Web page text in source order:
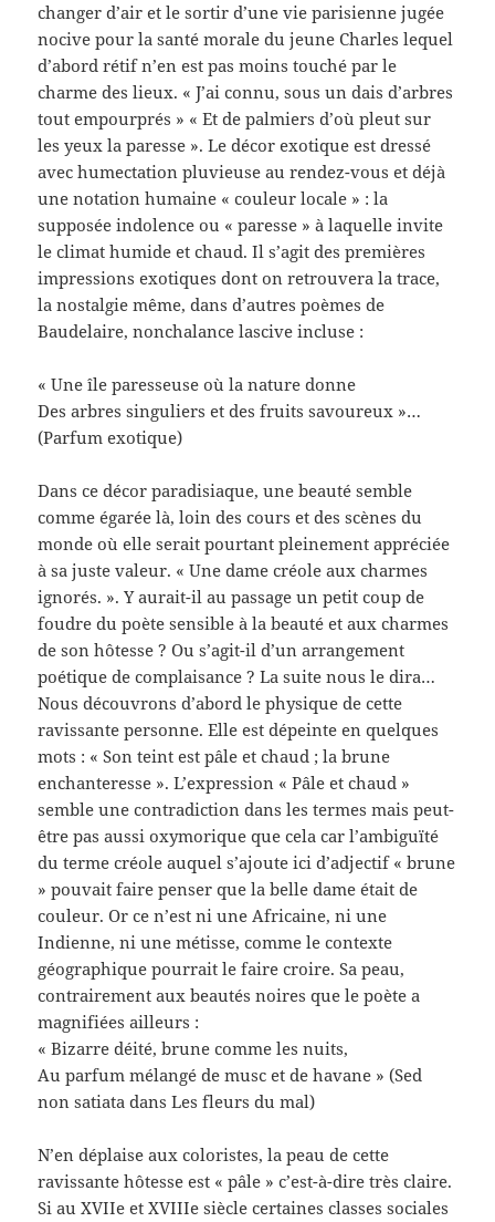
changer d’air et le sortir d’une vie parisienne jugée
nocive pour la santé morale du jeune Charles lequel
d’abord rétif n’en est pas moins touché par le
charme des lieux. « J’ai connu, sous un dais d’arbres
tout empourprés » « Et de palmiers d’où pleut sur
les yeux la paresse ». Le décor exotique est dressé
avec humectation pluvieuse au rendez-vous et déjà
une notation humaine « couleur locale » : la
supposée indolence ou « paresse » à laquelle invite
le climat humide et chaud. Il s’agit des premières
impressions exotiques dont on retrouvera la trace,
la nostalgie même, dans d’autres poèmes de
Baudelaire, nonchalance lascive incluse :
« Une île paresseuse où la nature donne
Des arbres singuliers et des fruits savoureux »…
(Parfum exotique)
Dans ce décor paradisiaque, une beauté semble
comme égarée là, loin des cours et des scènes du
monde où elle serait pourtant pleinement appréciée
à sa juste valeur. « Une dame créole aux charmes
ignorés. ». Y aurait-il au passage un petit coup de
foudre du poète sensible à la beauté et aux charmes
de son hôtesse ? Ou s’agit-il d’un arrangement
poétique de complaisance ? La suite nous le dira…
Nous découvrons d’abord le physique de cette
ravissante personne. Elle est dépeinte en quelques
mots : « Son teint est pâle et chaud ; la brune
enchanteresse ». L’expression « Pâle et chaud »
semble une contradiction dans les termes mais peut-
être pas aussi oxymorique que cela car l’ambiguïté
du terme créole auquel s’ajoute ici d’adjectif « brune
» pouvait faire penser que la belle dame était de
couleur. Or ce n’est ni une Africaine, ni une
Indienne, ni une métisse, comme le contexte
géographique pourrait le faire croire. Sa peau,
contrairement aux beautés noires que le poète a
magnifiées ailleurs :
« Bizarre déité, brune comme les nuits,
Au parfum mélangé de musc et de havane » (Sed
non satiata dans Les fleurs du mal)
N’en déplaise aux coloristes, la peau de cette
ravissante hôtesse est « pâle » c’est-à-dire très claire.
Si au XVIIe et XVIIIe siècle certaines classes sociales